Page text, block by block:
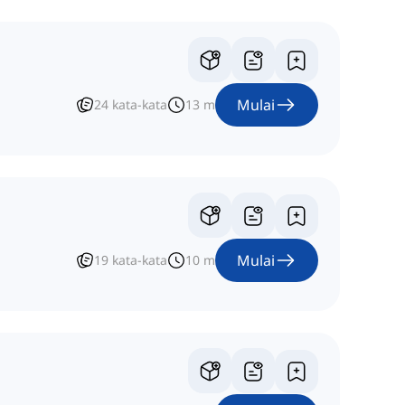
24 kata-kata 13 m Mulai
19 kata-kata 10 m Mulai